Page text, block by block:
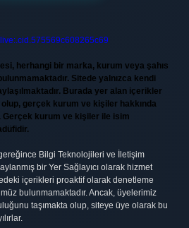
herhangi bir marka, kurum veya şahıs
Sitede yalnızca kendi
Burada yer alan içerikler
gerçek kurum ve kişiler hakkında
Gerçek kurum ve kişiler ile isim
Bilgi Teknolojileri ve İletişim
bir Yer Sağlayıcı olarak hizmet
içerikleri proaktif olarak denetleme
bulunmamaktadır. Ancak, üyelerimiz
taşımakta olup, siteye üye olarak bu